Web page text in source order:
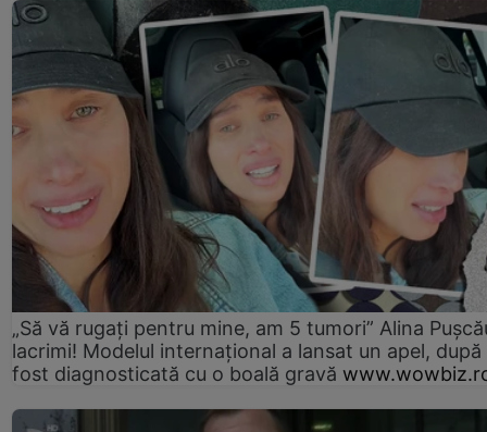
„Să vă rugați pentru mine, am 5 tumori” Alina
lacrimi! Modelul internațional a lansat un apel, după
fost diagnosticată cu o boală gravă